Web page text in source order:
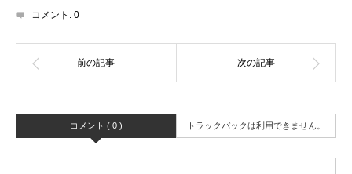
コメント: 0
コメント ( 0 ) トラックバックは利用できません。